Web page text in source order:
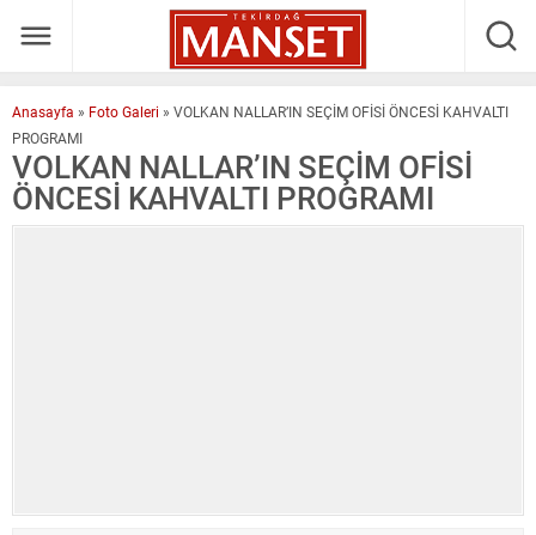
Anasayfa » Foto Galeri » VOLKAN NALLAR’IN SEÇİM OFİSİ ÖNCESİ KAHVALTI
PROGRAMI
VOLKAN NALLAR’IN SEÇİM OFİSİ
ÖNCESİ KAHVALTI PROGRAMI